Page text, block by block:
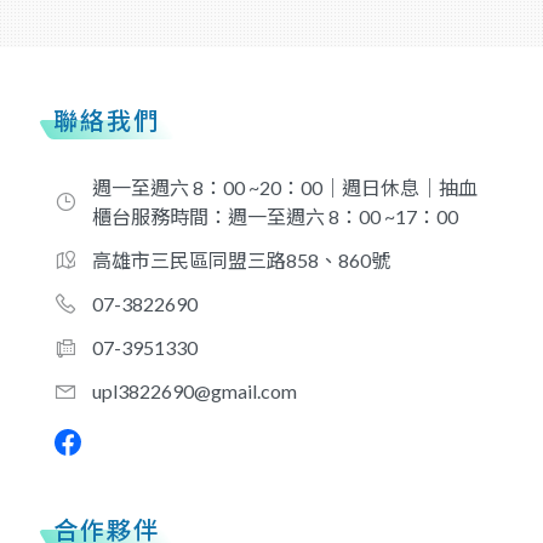
聯絡我們
週一至週六 8：00 ~20：00｜週日休息｜抽血
櫃台服務時間：週一至週六 8：00 ~17：00
高雄市三民區同盟三路858、860號
07-3822690
07-3951330
upl3822690@gmail.com
合作夥伴